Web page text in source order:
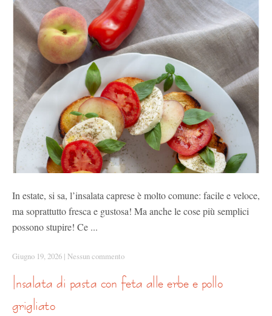
In estate, si sa, l’insalata caprese è molto comune: facile e veloce,
ma soprattutto fresca e gustosa! Ma anche le cose più semplici
possono stupire! Ce ...
Giugno 19, 2026 | Nessun commento
insalata di pasta con feta alle erbe e pollo
grigliato